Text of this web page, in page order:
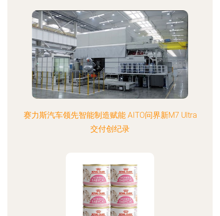
赛力斯汽车领先智能制造赋能 AITO问界新M7 Ultra
交付创纪录